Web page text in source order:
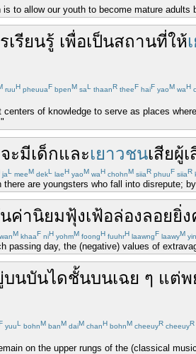
to allow our youth to become mature adults
เรียนรู้ เพื่อเป็นสถานที่ให้
ruuH pheuuaF bpenM saL thaanR theeF haiF yaoM waH
of knowledge to serve as places
จะมีเด็กและเยาวชนเสียผู้
jaL meeM dekL laeH yaoM waH chohnM siiaR phuuF siiaR
are youngsters who fall into disrepute;
ค่านิยมฟุ้งเฟ้อล่องลอยยิ่ง
wanM khaaF niH yohmM foongH fuuhrH laawngF laawyM
passing day, the (negative) values of
บนบันไดชั้นบนเฉย ๆ แต่พ
yuuL bohnM banM daiM chanH bohnM cheeuyR cheeuyR
on the upper rungs of the (classical